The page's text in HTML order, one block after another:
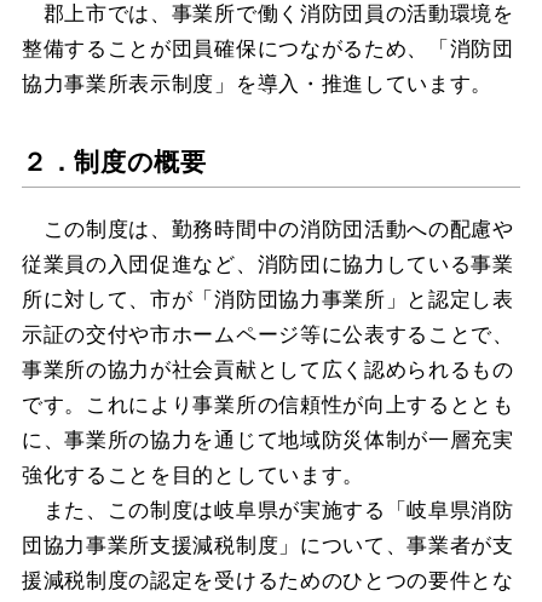
郡上市では、事業所で働く消防団員の活動環境を
整備することが団員確保につながるため、「消防団
協力事業所表示制度」を導入・推進しています。
２．制度の概要
この制度は、勤務時間中の消防団活動への配慮や
従業員の入団促進など、消防団に協力している事業
所に対して、市が「消防団協力事業所」と認定し表
示証の交付や市ホームページ等に公表することで、
事業所の協力が社会貢献として広く認められるもの
です。これにより事業所の信頼性が向上するととも
に、事業所の協力を通じて地域防災体制が一層充実
強化することを目的としています。
また、この制度は岐阜県が実施する「岐阜県消防
団協力事業所支援減税制度」について、事業者が支
援減税制度の認定を受けるためのひとつの要件とな